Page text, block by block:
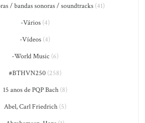
/ bandas sonoras / soundtracks(41)
-Vários(4)
-Vídeos (4)
-World Music (6)
#BTHVN250(258)
15 anos de PQP Bach(8)
Abel, Carl Friedrich(5)